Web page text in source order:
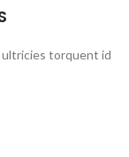
ultricies torquent id